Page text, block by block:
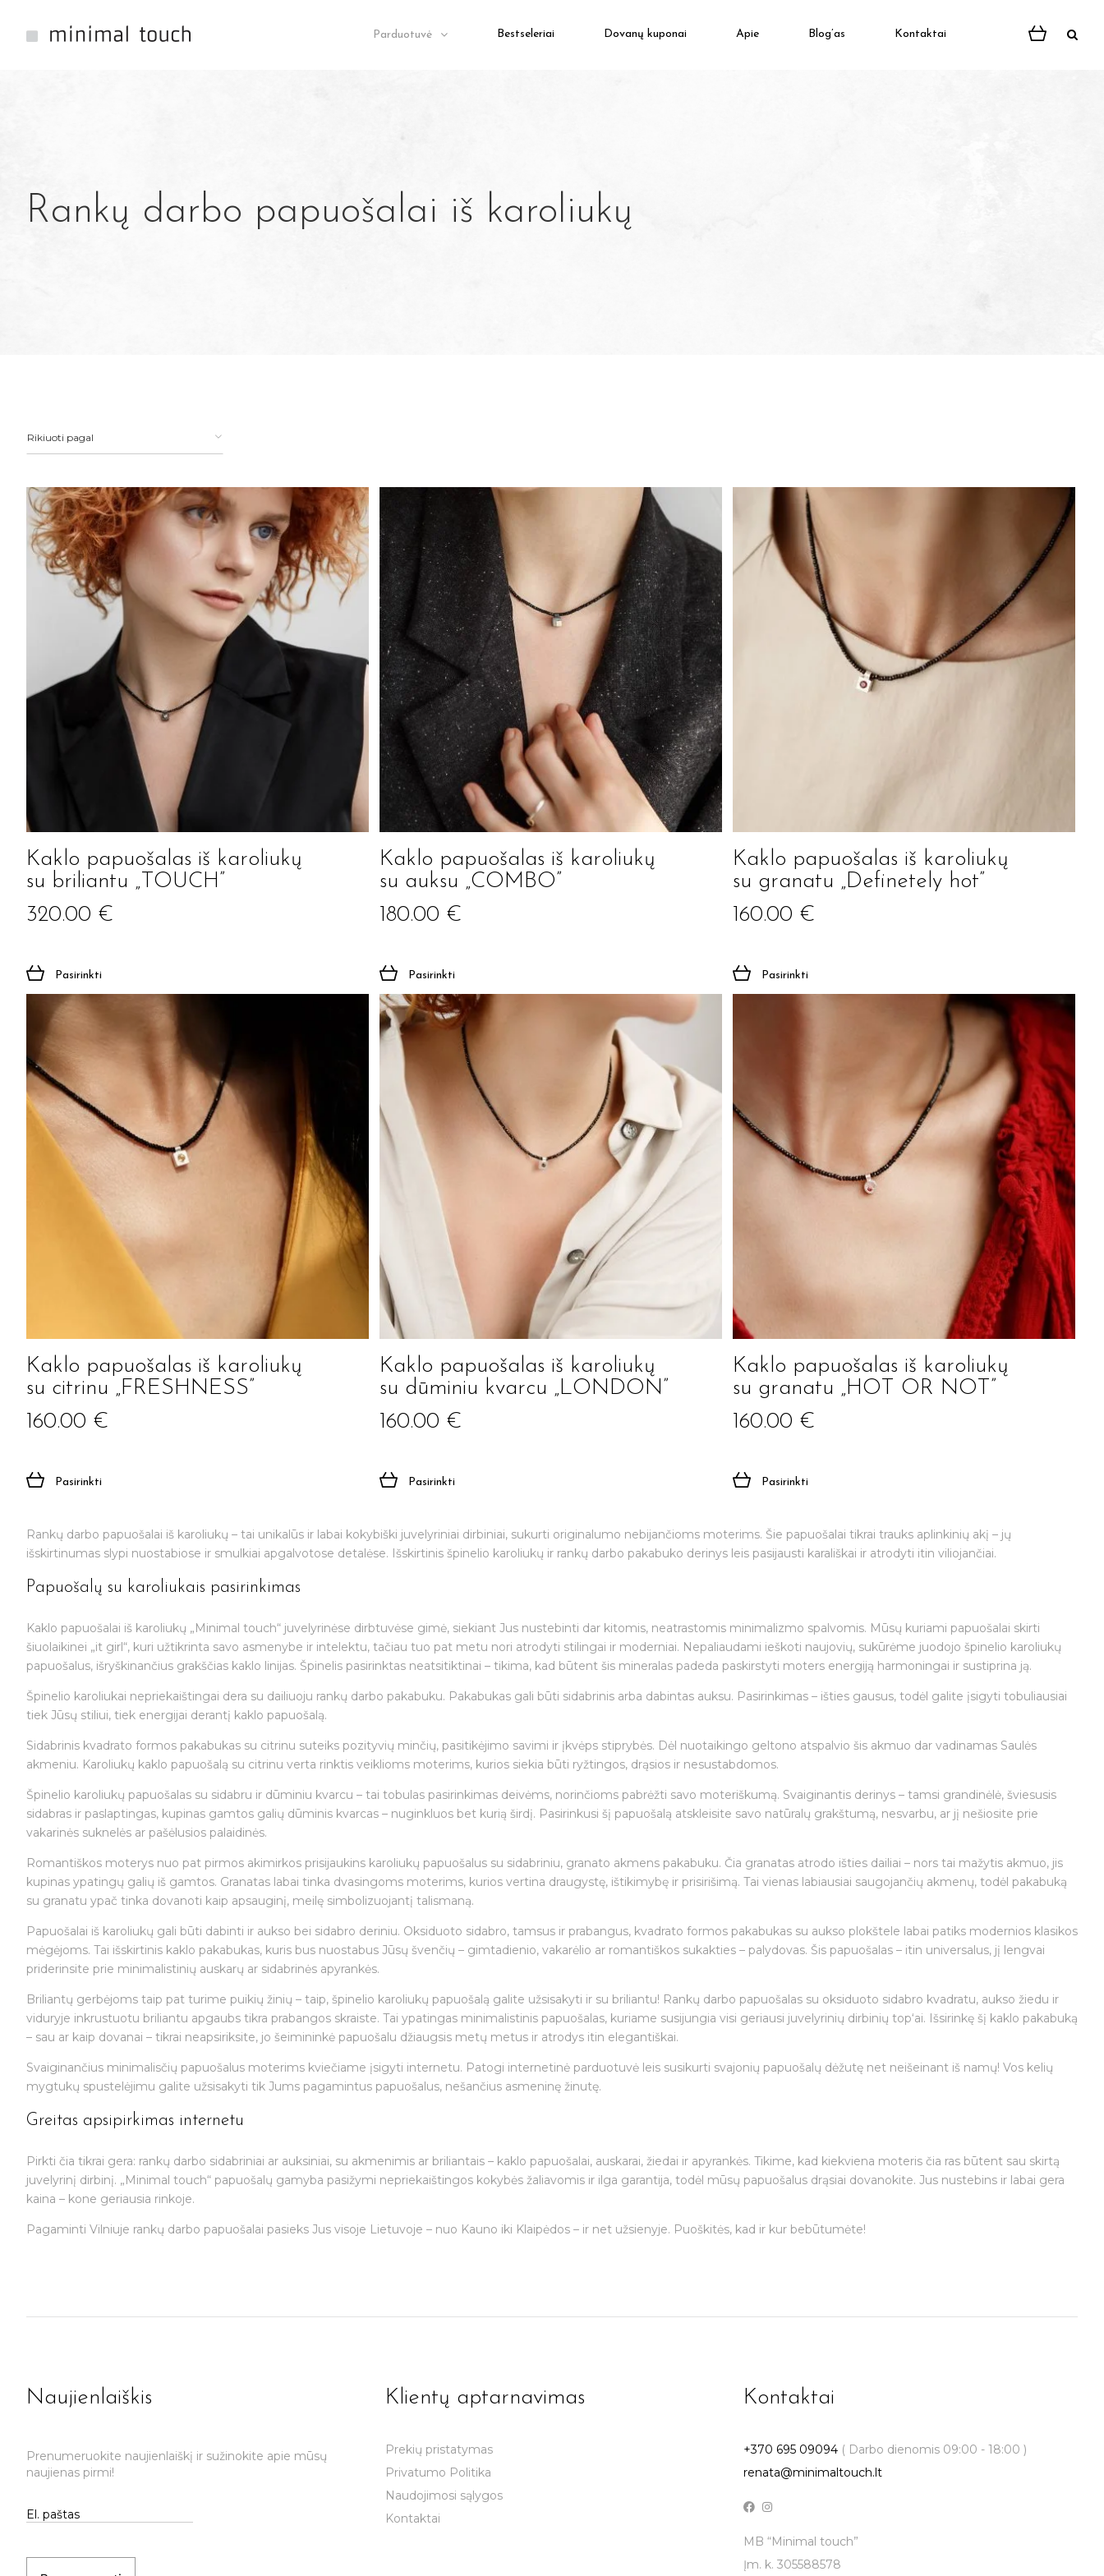
Parduotuvė Bestseleriai Dovanų kuponai Apie Blog’as Kontaktai
Rankų darbo papuošalai iš karoliukų
Rikiuoti pagal
Kaklo papuošalas iš karoliukų
su briliantu „TOUCH”
320.00 €
Pasirinkti
Kaklo papuošalas iš karoliukų
su auksu „COMBO”
180.00 €
Pasirinkti
Kaklo papuošalas iš karoliukų
su granatu „Definetely hot”
160.00 €
Pasirinkti
Kaklo papuošalas iš karoliukų
su citrinu „FRESHNESS”
160.00 €
Pasirinkti
Kaklo papuošalas iš karoliukų
su dūminiu kvarcu „LONDON”
160.00 €
Pasirinkti
Kaklo papuošalas iš karoliukų
su granatu „HOT OR NOT”
160.00 €
Pasirinkti
Rankų darbo papuošalai iš karoliukų – tai unikalūs ir labai kokybiški juvelyriniai dirbiniai, sukurti originalumo nebijančioms moterims. Šie papuošalai tikrai trauks aplinkinių akį – jų
išskirtinumas slypi nuostabiose ir smulkiai apgalvotose detalėse. Išskirtinis špinelio karoliukų ir rankų darbo pakabuko derinys leis pasijausti karališkai ir atrodyti itin viliojančiai.
Papuošalų su karoliukais pasirinkimas
Kaklo papuošalai iš karoliukų „Minimal touch“ juvelyrinėse dirbtuvėse gimė, siekiant Jus nustebinti dar kitomis, neatrastomis minimalizmo spalvomis. Mūsų kuriami papuošalai skirti
šiuolaikinei „it girl“, kuri užtikrinta savo asmenybe ir intelektu, tačiau tuo pat metu nori atrodyti stilingai ir moderniai. Nepaliaudami ieškoti naujovių, sukūrėme juodojo špinelio karoliukų
papuošalus, išryškinančius grakščias kaklo linijas. Špinelis pasirinktas neatsitiktinai – tikima, kad būtent šis mineralas padeda paskirstyti moters energiją harmoningai ir sustiprina ją.
Špinelio karoliukai nepriekaištingai dera su dailiuoju rankų darbo pakabuku. Pakabukas gali būti sidabrinis arba dabintas auksu. Pasirinkimas – išties gausus, todėl galite įsigyti tobuliausiai
tiek Jūsų stiliui, tiek energijai derantį kaklo papuošalą.
Sidabrinis kvadrato formos pakabukas su citrinu suteiks pozityvių minčių, pasitikėjimo savimi ir įkvėps stiprybės. Dėl nuotaikingo geltono atspalvio šis akmuo dar vadinamas Saulės
akmeniu. Karoliukų kaklo papuošalą su citrinu verta rinktis veiklioms moterims, kurios siekia būti ryžtingos, drąsios ir nesustabdomos.
Špinelio karoliukų papuošalas su sidabru ir dūminiu kvarcu – tai tobulas pasirinkimas deivėms, norinčioms pabrėžti savo moteriškumą. Svaiginantis derinys – tamsi grandinėlė, šviesusis
sidabras ir paslaptingas, kupinas gamtos galių dūminis kvarcas – nuginkluos bet kurią širdį. Pasirinkusi šį papuošalą atskleisite savo natūralų grakštumą, nesvarbu, ar jį nešiosite prie
vakarinės suknelės ar pašėlusios palaidinės.
Romantiškos moterys nuo pat pirmos akimirkos prisijaukins karoliukų papuošalus su sidabriniu, granato akmens pakabuku. Čia granatas atrodo išties dailiai – nors tai mažytis akmuo, jis
kupinas ypatingų galių iš gamtos. Granatas labai tinka dvasingoms moterims, kurios vertina draugystę, ištikimybę ir prisirišimą. Tai vienas labiausiai saugojančių akmenų, todėl pakabuką
su granatu ypač tinka dovanoti kaip apsauginį, meilę simbolizuojantį talismaną.
Papuošalai iš karoliukų gali būti dabinti ir aukso bei sidabro deriniu. Oksiduoto sidabro, tamsus ir prabangus, kvadrato formos pakabukas su aukso plokštele labai patiks modernios klasikos
mėgėjoms. Tai išskirtinis kaklo pakabukas, kuris bus nuostabus Jūsų švenčių – gimtadienio, vakarėlio ar romantiškos sukakties – palydovas. Šis papuošalas – itin universalus, jį lengvai
priderinsite prie minimalistinių auskarų ar sidabrinės apyrankės.
Briliantų gerbėjoms taip pat turime puikių žinių – taip, špinelio karoliukų papuošalą galite užsisakyti ir su briliantu! Rankų darbo papuošalas su oksiduoto sidabro kvadratu, aukso žiedu ir
viduryje inkrustuotu briliantu apgaubs tikra prabangos skraiste. Tai ypatingas minimalistinis papuošalas, kuriame susijungia visi geriausi juvelyrinių dirbinių top‘ai. Išsirinkę šį kaklo pakabuką
– sau ar kaip dovanai – tikrai neapsiriksite, jo šeimininkė papuošalu džiaugsis metų metus ir atrodys itin elegantiškai.
Svaiginančius minimalisčių papuošalus moterims kviečiame įsigyti internetu. Patogi internetinė parduotuvė leis susikurti svajonių papuošalų dėžutę net neišeinant iš namų! Vos kelių
mygtukų spustelėjimu galite užsisakyti tik Jums pagamintus papuošalus, nešančius asmeninę žinutę.
Greitas apsipirkimas internetu
Pirkti čia tikrai gera: rankų darbo sidabriniai ar auksiniai, su akmenimis ar briliantais – kaklo papuošalai, auskarai, žiedai ir apyrankės. Tikime, kad kiekviena moteris čia ras būtent sau skirtą
juvelyrinį dirbinį. „Minimal touch“ papuošalų gamyba pasižymi nepriekaištingos kokybės žaliavomis ir ilga garantija, todėl mūsų papuošalus drąsiai dovanokite. Jus nustebins ir labai gera
kaina – kone geriausia rinkoje.
Pagaminti Vilniuje rankų darbo papuošalai pasieks Jus visoje Lietuvoje – nuo Kauno iki Klaipėdos – ir net užsienyje. Puoškitės, kad ir kur bebūtumėte!
Naujienlaiškis
Prenumeruokite naujienlaiškį ir sužinokite apie mūsų
naujienas pirmi!
Klientų aptarnavimas
Prekių pristatymas
Privatumo Politika
Naudojimosi sąlygos
Kontaktai
Kontaktai
+370 695 09094 ( Darbo dienomis 09:00 - 18:00 )
renata@minimaltouch.lt
MB “Minimal touch”
Įm. k. 305588578
Prenumeruoti